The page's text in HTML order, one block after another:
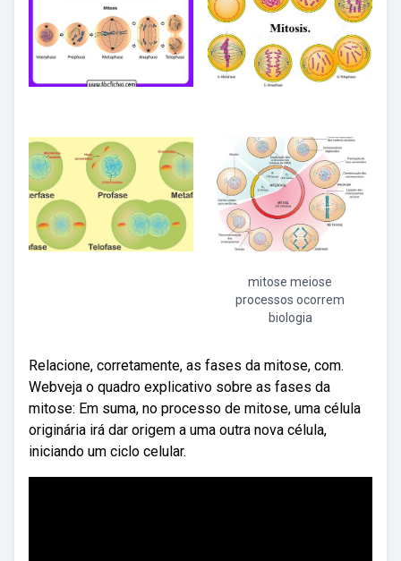
mitose meiose
processos ocorrem
biologia
Relacione, corretamente, as fases da mitose, com.
Webveja o quadro explicativo sobre as fases da
mitose: Em suma, no processo de mitose, uma célula
originária irá dar origem a uma outra nova célula,
iniciando um ciclo celular.